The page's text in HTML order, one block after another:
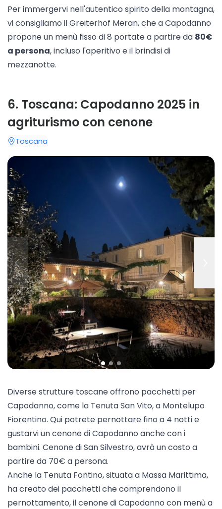
Per immergervi nell'autentico spirito della montagna,
vi consigliamo ilGreiterhof Meran, che a Capodanno
propone un menù fisso di 8 portate a partire da 80€
a persona, incluso l'aperitivo e il brindisi di
mezzanotte.
6. Toscana: Capodanno 2025 in
agriturismo con cenone
Toscana
Diverse strutture toscane offrono pacchetti per
Capodanno, come la Tenuta San Vito, a Montelupo
Fiorentino. Qui potrete pernottare fino a 4 notti e
gustarvi un cenone di Capodanno anche con i
bambini. Cenone di San Silvestro, avrà un costo a
partire da 70€ a persona.
Anche la Tenuta Fontino, situata a Massa Marittima,
ha creato dei pacchetti che comprendono il
pernottamento, il cenone di Capodanno con menù a